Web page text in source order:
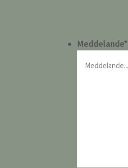
Meddelande*